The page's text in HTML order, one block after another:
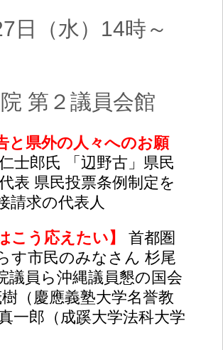
日（水）14時～
第２議員会館
と県外の人々へのお願
士郎氏 「辺野古」県民
表 県民投票条例制定を
請求の代表人
こう応えたい】 首都圏
す市民のみなさん 杉尾
議員ら沖縄議員懇の国会
（慶應義塾大学名誉教
一郎（成蹊大学法科大学